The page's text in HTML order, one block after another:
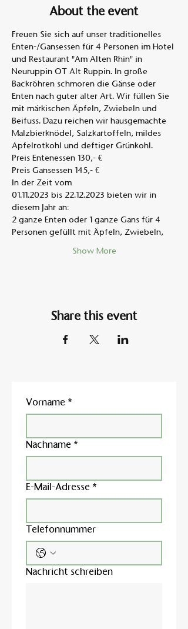
About the event
Freuen Sie sich auf unser traditionelles
Enten-/Gansessen für 4 Personen im Hotel
und Restaurant "Am Alten Rhin" in
Neuruppin OT Alt Ruppin. In große
Backröhren schmoren die Gänse oder
Enten nach guter alter Art. Wir füllen Sie
mit märkischen Äpfeln, Zwiebeln und
Beifuss. Dazu reichen wir hausgemachte
Malzbierknödel, Salzkartoffeln, mildes
Apfelrotkohl und deftiger Grünkohl.
Preis Entenessen 130,- €
Preis Gansessen 145,- €
In der Zeit vom
01.11.2023 bis 22.12.2023 bieten wir in
diesem Jahr an:
2 ganze Enten oder 1 ganze Gans für 4
Personen gefüllt mit Äpfeln, Zwiebeln,
Show More
Share this event
Vorname *
Nachname *
E-Mail-Adresse *
Telefonnummer
Nachricht schreiben